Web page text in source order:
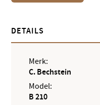
DETAILS
Merk:
C. Bechstein
Model:
B 210